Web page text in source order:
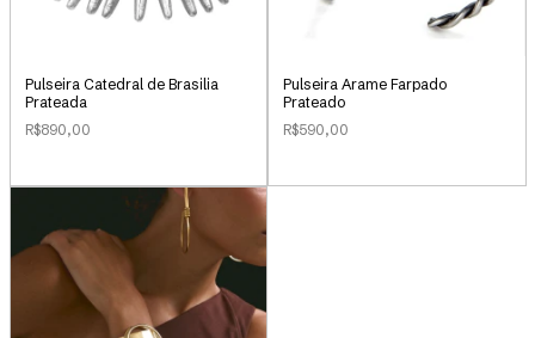
Pulseira Catedral de Brasilia
Prateada
R$890,00
Pulseira Arame Farpado
Prateado
R$590,00